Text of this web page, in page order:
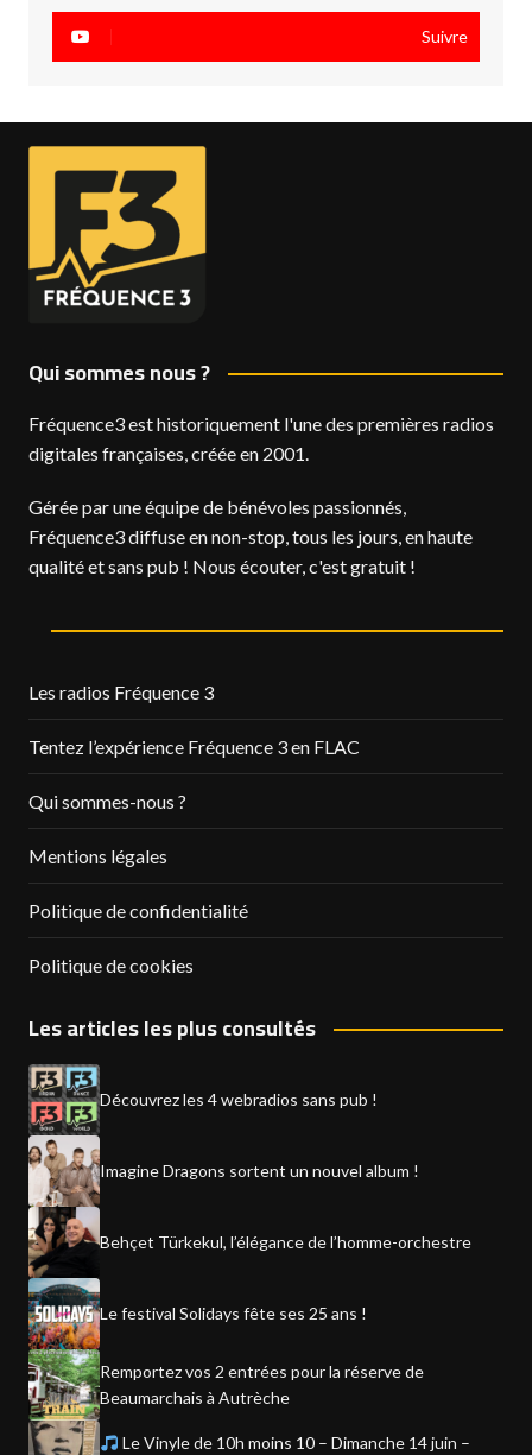
Suivre
Qui sommes nous ?
Fréquence3 est historiquement l'une des premières radios
digitales françaises, créée en 2001.
Gérée par une équipe de bénévoles passionnés,
Fréquence3 diffuse en non-stop, tous les jours, en haute
qualité et sans pub ! Nous écouter, c'est gratuit !
Les radios Fréquence 3
Tentez l’expérience Fréquence 3 en FLAC
Qui sommes-nous ?
Mentions légales
Politique de confidentialité
Politique de cookies
Les articles les plus consultés
Découvrez les 4 webradios sans pub !
Imagine Dragons sortent un nouvel album !
Behçet Türkekul, l’élégance de l’homme-orchestre
Le festival Solidays fête ses 25 ans !
Remportez vos 2 entrées pour la réserve de
Beaumarchais à Autrèche
Le Vinyle de 10h moins 10 – Dimanche 14 juin –